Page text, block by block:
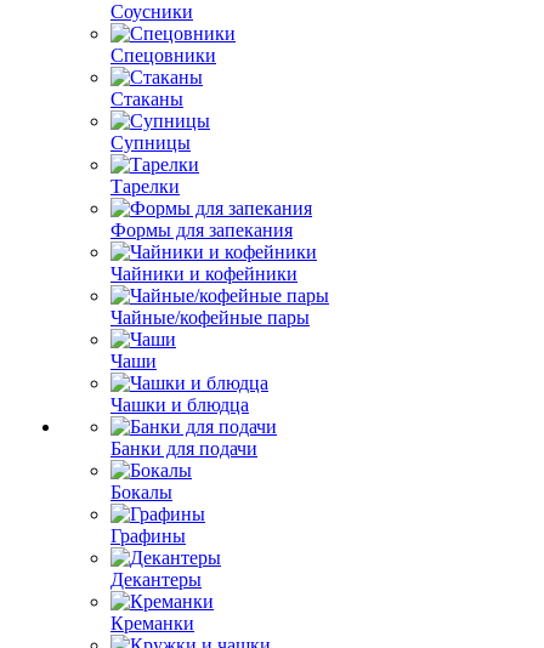
Соусники
Спецовники
Стаканы
Супницы
Тарелки
Формы для запекания
Чайники и кофейники
Чайные/кофейные пары
Чаши
Чашки и блюдца
Банки для подачи
Бокалы
Графины
Декантеры
Креманки